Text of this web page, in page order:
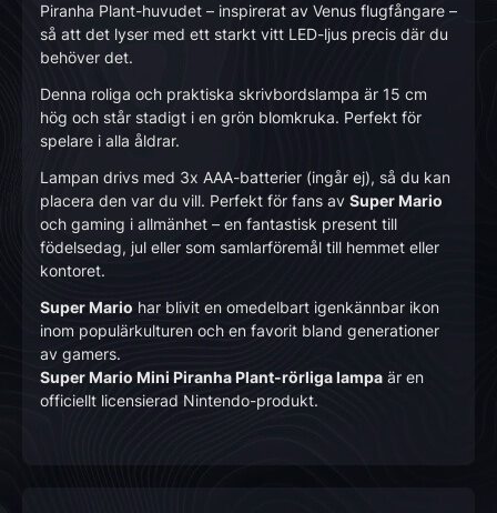
Piranha Plant-huvudet – inspirerat av Venus flugfångare –
så att det lyser med ett starkt vitt LED-ljus precis där du
behöver det.
Denna roliga och praktiska skrivbordslampa är 15 cm
hög och står stadigt i en grön blomkruka. Perfekt för
spelare i alla åldrar.
Lampan drivs med 3x AAA-batterier (ingår ej), så du kan
placera den var du vill. Perfekt för fans av Super Mario
och gaming i allmänhet – en fantastisk present till
födelsedag, jul eller som samlarföremål till hemmet eller
kontoret.
Super Mario har blivit en omedelbart igenkännbar ikon
inom populärkulturen och en favorit bland generationer
av gamers.
Super Mario Mini Piranha Plant-rörliga lampa är en
officiellt licensierad Nintendo-produkt.